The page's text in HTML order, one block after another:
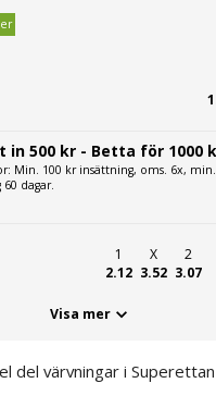
in 500 kr - Betta för 1000
Min. 100 kr insättning, oms. 6x, min.
60 dagar.
1
2.12
X
3.52
2
3.07
Visa mer
del värvningar i